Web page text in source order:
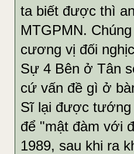
ta biết được thì
MTGPMN.
cương vị đối
Sự 4 Bên ở Tân
cứ vấn đề gì ở
Sĩ lại được tướng
để "mật đàm với
1989, sau khi ra